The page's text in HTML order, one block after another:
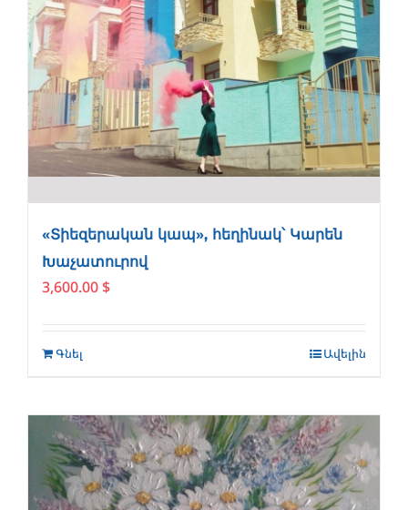
«Տիեզերական կապ», հեղինակ՝ Կարեն
Խաչատուրով
3,600.00 $
Գնել Ավելին